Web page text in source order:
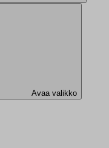
Avaa valikko